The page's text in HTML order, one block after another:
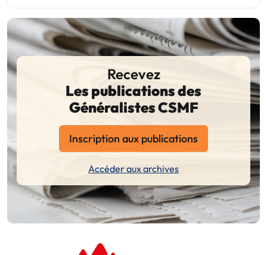
Recevez
Les publications des
Généralistes CSMF
Inscription aux publications
Accéder aux archives